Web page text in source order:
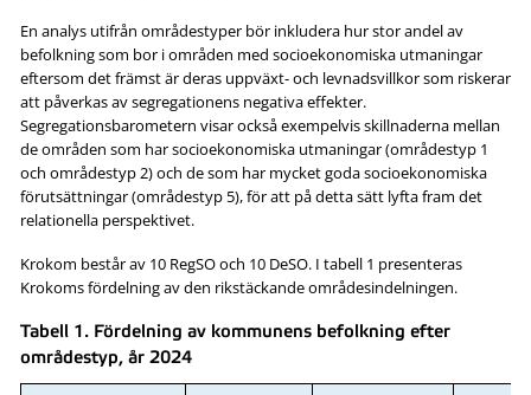
En analys utifrån områdestyper bör inkludera hur stor andel av
befolkning som bor i områden med socioekonomiska utmaningar
eftersom det främst är deras uppväxt- och levnadsvillkor som riskerar
att påverkas av segregationens negativa effekter.
Segregationsbarometern visar också exempelvis skillnaderna mellan
de områden som har socioekonomiska utmaningar (områdestyp 1
och områdestyp 2) och de som har mycket goda socioekonomiska
förutsättningar (områdestyp 5), för att på detta sätt lyfta fram det
relationella perspektivet.
Krokom består av 10 RegSO och 10 DeSO. I tabell 1 presenteras
Krokoms fördelning av den rikstäckande områdesindelningen.
Tabell 1. Fördelning av kommunens befolkning efter
områdestyp, år 2024